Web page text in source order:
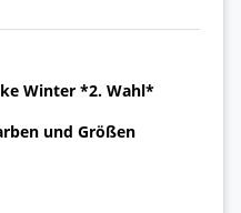
Winter *2. Wahl*
und Größen